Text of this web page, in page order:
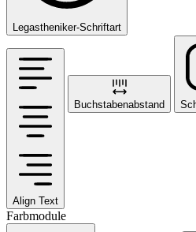
Legastheniker-Schriftart
Align Text
Buchstabenabstand
Farbmodule